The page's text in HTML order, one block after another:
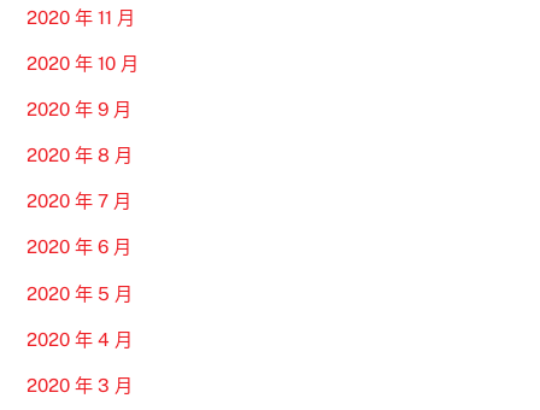
2020 年 11 月
2020 年 10 月
2020 年 9 月
2020 年 8 月
2020 年 7 月
2020 年 6 月
2020 年 5 月
2020 年 4 月
2020 年 3 月